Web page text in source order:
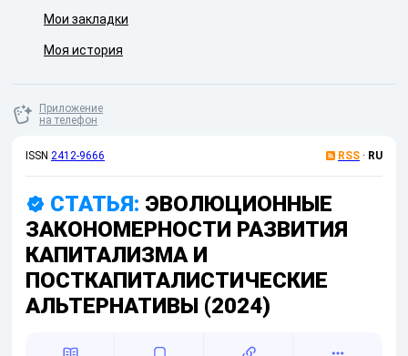
Мои закладки
Моя история
Приложение
на телефон
ISSN 2412-9666 RSS · RU
СТАТЬЯ: ЭВОЛЮЦИОННЫЕ
ЗАКОНОМЕРНОСТИ РАЗВИТИЯ
КАПИТАЛИЗМА И
ПОСТКАПИТАЛИСТИЧЕСКИЕ
АЛЬТЕРНАТИВЫ (2024)